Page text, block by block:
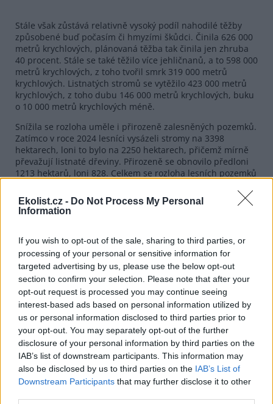
Ekolist.cz - Do Not Process My Personal
Information
If you wish to opt-out of the sale, sharing to third parties, or
processing of your personal or sensitive information for
targeted advertising by us, please use the below opt-out
section to confirm your selection. Please note that after your
opt-out request is processed you may continue seeing
interest-based ads based on personal information utilized by
us or personal information disclosed to third parties prior to
your opt-out. You may separately opt-out of the further
disclosure of your personal information by third parties on the
IAB’s list of downstream participants. This information may
also be disclosed by us to third parties on the IAB’s List of
Downstream Participants that may further disclose it to other
Stále však zůstává relativně vysoký podíl nahodilé těžby
způsobené buď počasím či hmyzími škůdci. Činila 626 000
metrů krychlových, plánovaná těžba tak činila jen zhruba
40 procent. Stále se také těžilo více jehličnanů, a to 598 000
metrů krychlových, z toho tvořil smrk 319 000 metrů
krychlových. Listnatých stromů se vytěžilo 423 000 metrů
krychlových, z toho dubu 146 000 metrů krychlových, buku
o 10 000 metrů krychlových méně.
Snížila se rozloha uměle i přirozeně zalesněných pozemků.
Zatímco v roce 2024 lesníci vysázeli stromy na 3398
hektarech, loni to bylo na 2250 hektarech, přičemž mírně
převažují listnaté dřeviny. Přirozeně se obnovilo předloni
1213 hektarů, loni 828. Celkem se rozloha lesních pozemků
Klesly rovněž škody způsobené zvěří, a to zhruba na
polovinu na 4,4 miliony korun.
reklama